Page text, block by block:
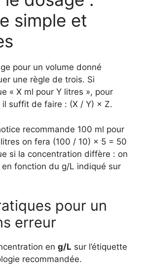
simple et
pour un volume donné
une règle de trois. Si
« X ml pour Y litres », pour
il suffit de faire : (X / Y) × Z.
recommande 100 ml pour
on fera (100 / 10) × 5 = 50
si la concentration diffère : on
fonction du g/L indiqué sur
pour un
erreur
en g/L sur l’étiquette
recommandée.